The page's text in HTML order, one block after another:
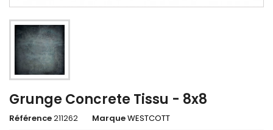
Grunge Concrete Tissu - 8x8
Référence211262 MarqueWESTCOTT